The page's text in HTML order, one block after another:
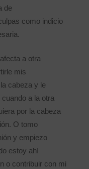
de
como indicio
a otra
mis
cabeza y le
a la otra
por la cabeza
O tomo
y empiezo
estoy ahí
o contribuir con mi